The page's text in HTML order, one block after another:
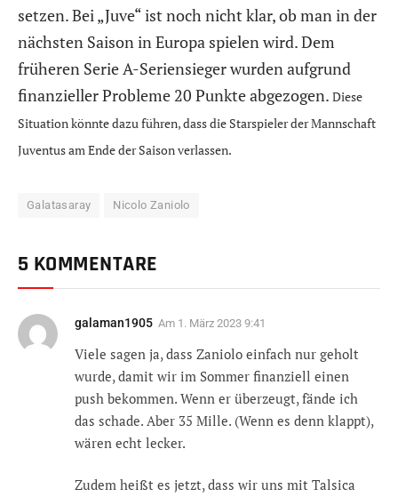
setzen. Bei „Juve“ ist noch nicht klar, ob man in der
nächsten Saison in Europa spielen wird. Dem
früheren Serie A-Seriensieger wurden aufgrund
finanzieller Probleme 20 Punkte abgezogen. Diese
Situation könnte dazu führen, dass die Starspieler der Mannschaft
Juventus am Ende der Saison verlassen.
Galatasaray Nicolo Zaniolo
5 KOMMENTARE
galaman1905 Am 1. März 2023 9:41
Viele sagen ja, dass Zaniolo einfach nur geholt
wurde, damit wir im Sommer finanziell einen
push bekommen. Wenn er überzeugt, fände ich
das schade. Aber 35 Mille. (Wenn es denn klappt),
wären echt lecker.
Zudem heißt es jetzt, dass wir uns mit Talsica